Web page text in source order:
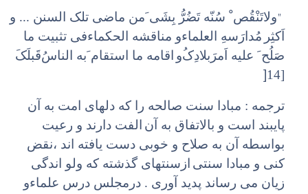
"ولاتَنْقُص ْ سُنّه تَضُرُّ بِشَی َ‌من ماضی تلک السنن ... و
اَکثِر مُدارَسهِ‌ العلماء‌و مناقشه الحکماء‌فی تثبیت ما
صَلُح َ علیه اَمرَ‌بلادِکُ‌و اقامه ما استقام َ‌به الناسُ‌قَبلَکَ
[14
]
ترجمه : مبادا سنت صالحه را که دلهای امت به آن
پایبند است و بالاتفاق به آن الفت دارند و رعیت
بواسطه آن به صلاح و خوبی دست یافته اند ،‌نقض
کنی و مبادا سنتی ازسنتهای گذشته که ولو اندگی
زیان می رساند پدید آوری . درمجلس درس علماء‌و